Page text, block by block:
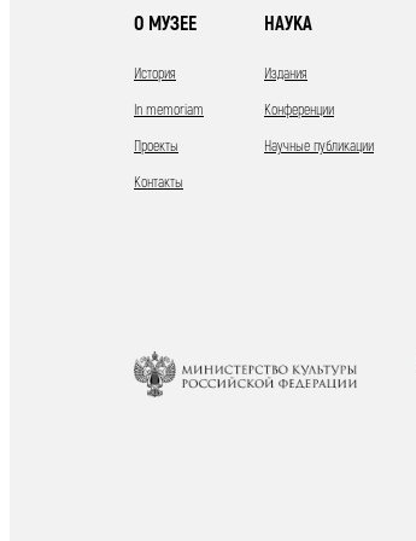
О МУЗЕЕ
История
In memoriam
Проекты
Контакты
НАУКА
Издания
Конференции
Научные публикации